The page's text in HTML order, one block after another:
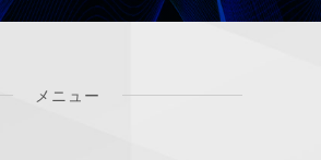
メニュー